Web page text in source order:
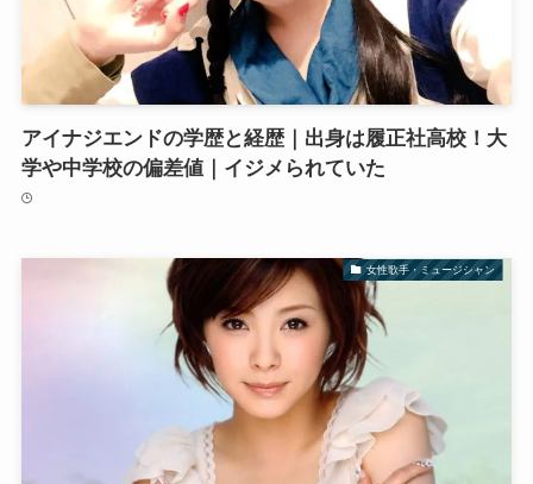
アイナジエンドの学歴と経歴｜出身は履正社高校！大
学や中学校の偏差値｜イジメられていた
女性歌手・ミュージシャン